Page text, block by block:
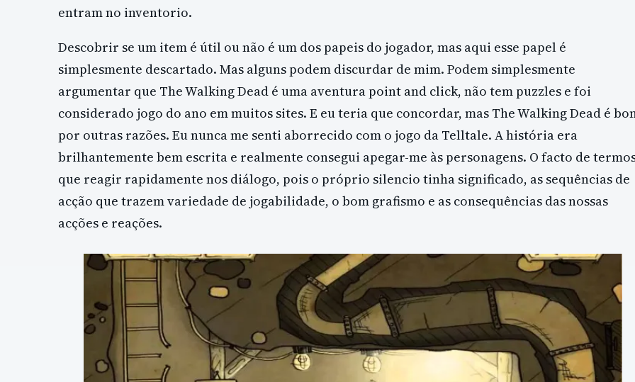
entram no inventorio.
Descobrir se um item é útil ou não é um dos papeis do jogador, mas aqui esse papel é
simplesmente descartado. Mas alguns podem discurdar de mim. Podem simplesmente
argumentar que The Walking Dead é uma aventura point and click, não tem puzzles e foi
considerado jogo do ano em muitos sites. E eu teria que concordar, mas The Walking Dead é
por outras razões. Eu nunca me senti aborrecido com o jogo da Telltale. A história era
brilhantemente bem escrita e realmente consegui apegar-me às personagens. O facto de
que reagir rapidamente nos diálogo, pois o próprio silencio tinha significado, as sequências de
acção que trazem variedade de jogabilidade, o bom grafismo e as consequências das nossas
acções e reações.